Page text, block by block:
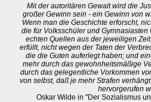
Mit der autoritären Gewalt wird die
großer Gewinn sein - ein Gewinn von
Wenn man die Geschichte erforscht,
die für Volksschüler und
echten Quellen aus der jeweiligen
erfüllt, nicht wegen der Taten der
die die Guten auferlegt haben; und
mehr durch das gewohnheitsmäßige
durch das gelegentliche Vorkommen
von selbst, daß je mehr Strafen
hervorgerufen
Oskar Wilde in "Der Sozialismus